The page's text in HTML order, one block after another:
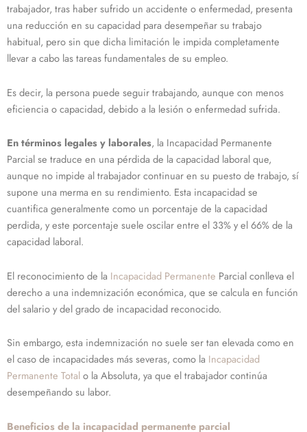
trabajador, tras haber sufrido un accidente o enfermedad, presenta
una reducción en su capacidad para desempeñar su trabajo
habitual, pero sin que dicha limitación le impida completamente
llevar a cabo las tareas fundamentales de su empleo.
Es decir, la persona puede seguir trabajando, aunque con menos
eficiencia o capacidad, debido a la lesión o enfermedad sufrida.
En términos legales y laborales, la Incapacidad Permanente
Parcial se traduce en una pérdida de la capacidad laboral que,
aunque no impide al trabajador continuar en su puesto de trabajo, sí
supone una merma en su rendimiento. Esta incapacidad se
cuantifica generalmente como un porcentaje de la capacidad
perdida, y este porcentaje suele oscilar entre el 33% y el 66% de la
capacidad laboral.
El reconocimiento de la Incapacidad Permanente Parcial conlleva el
derecho a una indemnización económica, que se calcula en función
del salario y del grado de incapacidad reconocido.
Sin embargo, esta indemnización no suele ser tan elevada como en
el caso de incapacidades más severas, como la Incapacidad
Permanente Totalo la Absoluta, ya que el trabajador continúa
desempeñando su labor.
Beneficios de la incapacidad permanente parcial